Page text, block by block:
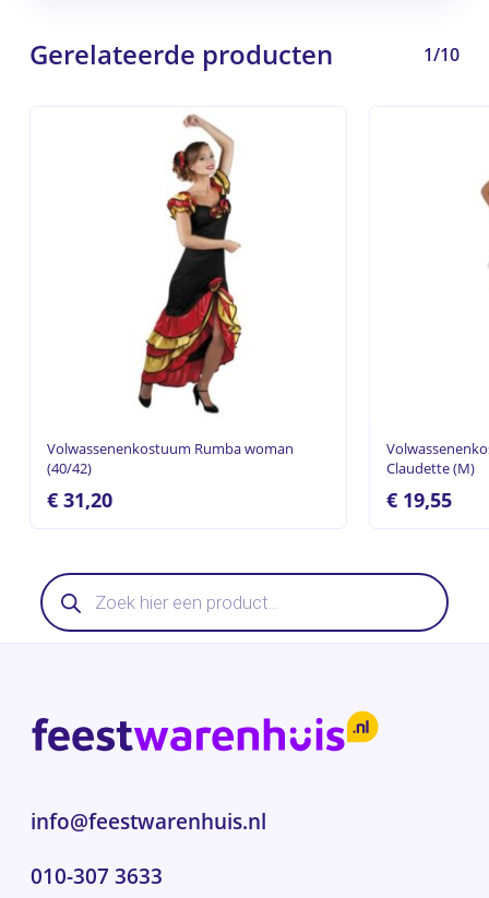
Gerelateerde producten 1/10
Volwassenenkostuum Rumba woman
(40/42)
€31,20
Claudette (M)
€19,55
Producten
zoeken
info@feestwarenhuis.nl
010-307 3633